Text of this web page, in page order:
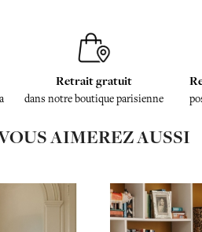
Retrait gratuit
dans notre boutique parisienne
AIMEREZ AUSSI